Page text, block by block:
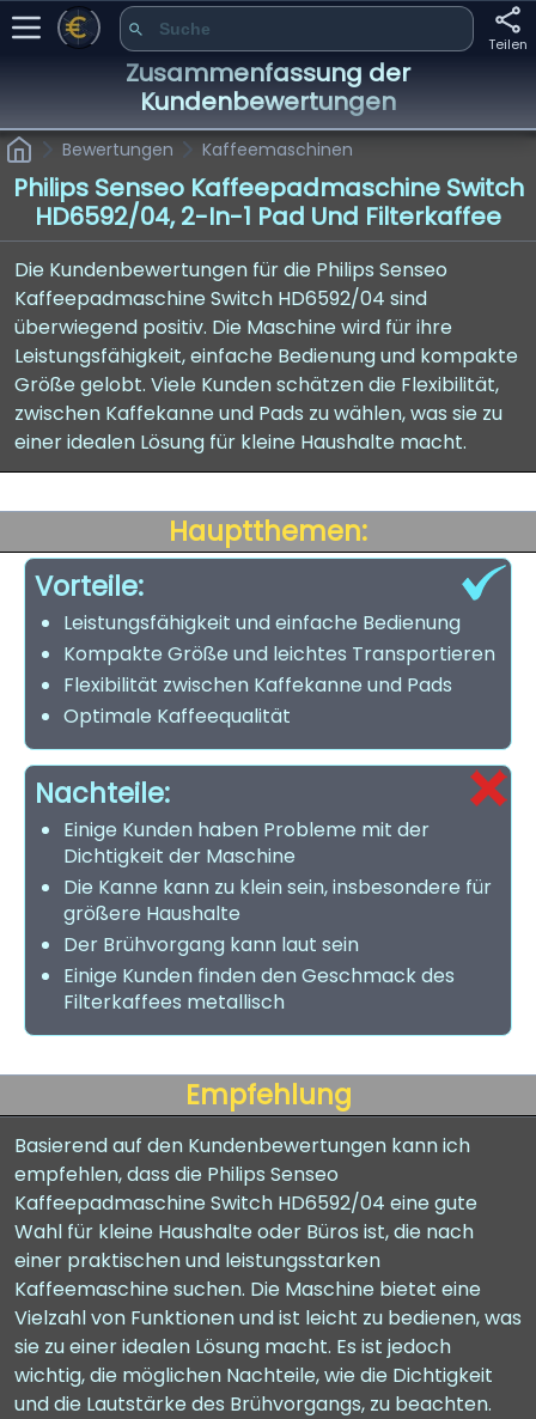
Teilen
Zusammenfassung der
Kundenbewertungen
Bewertungen Kaffeemaschinen
Philips Senseo Kaffeepadmaschine Switch
HD6592/04, 2-In-1 Pad Und Filterkaffee
Die Kundenbewertungen für die Philips Senseo
Kaffeepadmaschine Switch HD6592/04 sind
überwiegend positiv. Die Maschine wird für ihre
Leistungsfähigkeit, einfache Bedienung und kompakte
Größe gelobt. Viele Kunden schätzen die Flexibilität,
zwischen Kaffekanne und Pads zu wählen, was sie zu
einer idealen Lösung für kleine Haushalte macht.
Hauptthemen:
Vorteile:
Leistungsfähigkeit und einfache Bedienung
Kompakte Größe und leichtes Transportieren
Flexibilität zwischen Kaffekanne und Pads
Optimale Kaffeequalität
Nachteile:
Einige Kunden haben Probleme mit der
Dichtigkeit der Maschine
Die Kanne kann zu klein sein, insbesondere für
größere Haushalte
Der Brühvorgang kann laut sein
Einige Kunden finden den Geschmack des
Filterkaffees metallisch
Empfehlung
Basierend auf den Kundenbewertungen kann ich
empfehlen, dass die Philips Senseo
Kaffeepadmaschine Switch HD6592/04 eine gute
Wahl für kleine Haushalte oder Büros ist, die nach
einer praktischen und leistungsstarken
Kaffeemaschine suchen. Die Maschine bietet eine
Vielzahl von Funktionen und ist leicht zu bedienen, was
sie zu einer idealen Lösung macht. Es ist jedoch
wichtig, die möglichen Nachteile, wie die Dichtigkeit
und die Lautstärke des Brühvorgangs, zu beachten.